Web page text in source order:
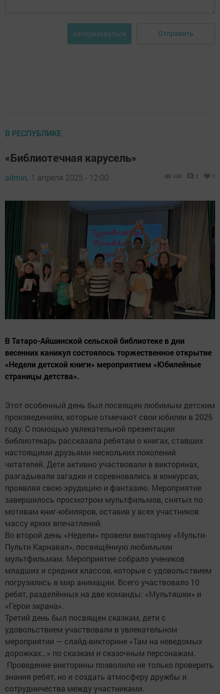
Авторизоваться Отправить
В РЕСПУБЛИКЕ
«Библиотечная карусель»
admin, 1 апреля 2025 - 12:00 438 0 0
В Татаро-Айшинской сельской библиотеке в дни
весенних каникул состоялось торжественное открытие
«Недели детской книги» мероприятием «Юбилейные
страницы детства».
Этот особенный день был посвящен любимым детским
произведениям, которые отмечают свои юбилеи в 2025
году. С помощью увлекательной презентации
библиотекарь рассказала ребятам о книгах, ставших
настоящими друзьями нескольких поколений
читателей. Дети активно участвовали в викторинах,
разгадывали загадки и соревновались в конкурсах,
проявляя свою эрудицию и фантазию. Мероприятие
завершилось просмотром мультфильмов, снятых по
мотивам книг-юбиляров, оставив у всех участников
массу ярких впечатлений.
Во второй день «Недели» провели викторину «Мульти-
Пульти Карнавал», посвящённую любимыми
мультфильмам. Мероприятие собрало учеников
младших и средних классов, которые с удовольствием
погрузились в мир анимации. Всего участвовало 10
ребят, разделённых на две команды: «Мультяшки» и
«Герои экрана».
Третий день был посвящен сказкам, дети с
удовольствием участвовали в увлекательном
мероприятии — слайд-викторине «Там на неведомых
дорожках…» по сказкам и сказочным персонажам.
Проведение викторины позволило не только проверить
знания ребят, но и создать атмосферу дружбы и
сотрудничества между участниками.